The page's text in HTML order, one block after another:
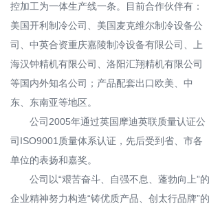
控加工为一体生产线一条。目前合作伙伴有：
美国开利制冷公司、美国麦克维尔制冷设备公
司、中英合资重庆嘉陵制冷设备有限公司、上
海汉钟精机有限公司、洛阳汇翔精机有限公司
等国内外知名公司；产品配套出口欧美、中
东、东南亚等地区。
公司2005年通过英国摩迪英联质量认证公
司ISO9001质量体系认证，先后受到省、市各
单位的表扬和嘉奖。
公司以“艰苦奋斗、自强不息、蓬勃向上”的
企业精神努力构造“铸优质产品、创太行品牌”的